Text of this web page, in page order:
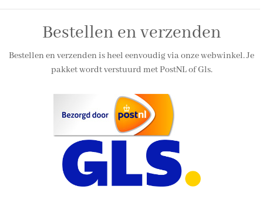
Bestellen en verzenden
Bestellen en verzenden is heel eenvoudig via onze webwinkel. Je
pakket wordt verstuurd met PostNL of Gls.